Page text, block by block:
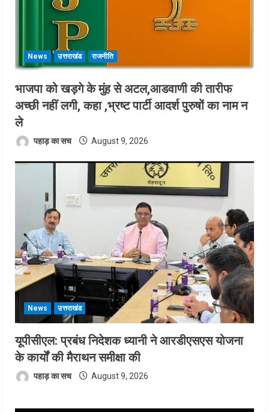
News उत्तराखंड राजनीति
भाजपा को खड़गे के मुंह से अटल,आडवाणी की तारीफ
अच्छी नहीं लगी, कहा ,भ्रष्ट पार्टी आदर्श पुरुषों का नाम न
ले
पहाड़ का सच August 9, 2026
News उत्तराखंड
यूपीसीएल: प्रबंध निदेशक ध्यानी ने आरडीएसएस योजना
के कार्यों की मैराथन समीक्षा की
पहाड़ का सच August 9, 2026